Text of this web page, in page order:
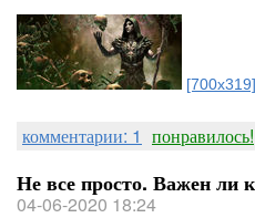
[700x319]
комментарии: 1 понравилось!
Не все просто. Важен ли
04-06-2020 18:24